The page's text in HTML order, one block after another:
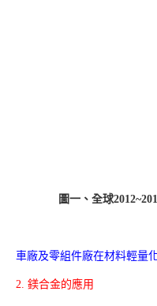
圖一、全球
車廠及零組件廠在材料輕量
2. 鎂合金的應用